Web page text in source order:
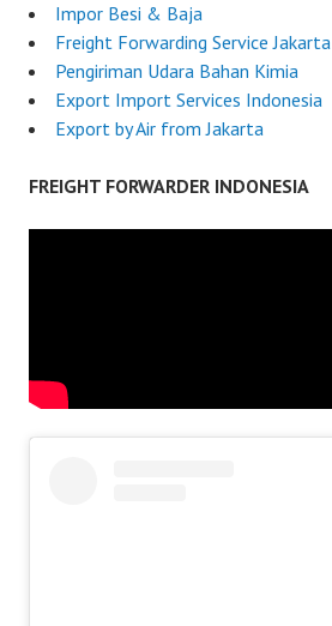
Impor Besi & Baja
Freight Forwarding Service Jakarta
Pengiriman Udara Bahan Kimia
Export Import Services Indonesia
Export by Air from Jakarta
FREIGHT FORWARDER INDONESIA